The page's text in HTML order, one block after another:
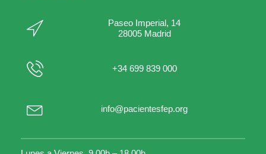
Paseo Imperial, 14
28005 Madrid
+34 699 839 000
info@pacientesfep.org